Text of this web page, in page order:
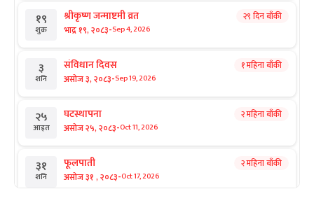
१९
शुक्र
श्रीकृष्ण जन्माष्टमी व्रत
भाद्र १९, २०८३-Sep 4, 2026
२९ दिन बाँकी
३
शनि
संविधान दिवस
असोज ३, २०८३-Sep 19, 2026
१ महिना बाँकी
२५
आइत
घटस्थापना
असोज २५, २०८३-Oct 11, 2026
२ महिना बाँकी
३१
शनि
फूलपाती
असोज ३१ , २०८३-Oct 17, 2026
२ महिना बाँकी